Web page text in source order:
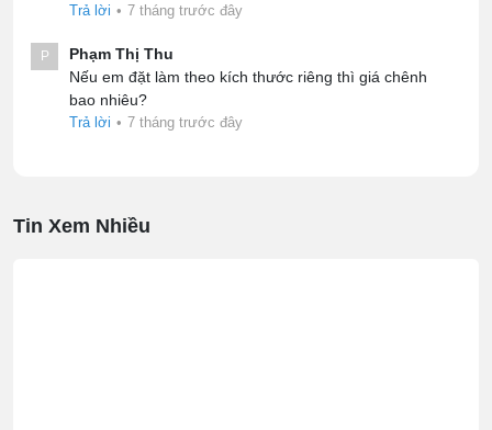
Trả lời • 7 tháng trước đây
P
Phạm Thị Thu
Nếu em đặt làm theo kích thước riêng thì giá chênh
bao nhiêu?
Trả lời • 7 tháng trước đây
Tin Xem Nhiều